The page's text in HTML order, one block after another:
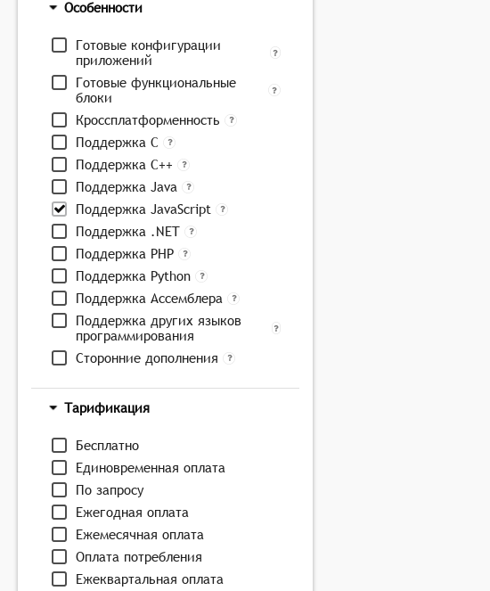
Особенности
Готовые конфигурации
приложений
Готовые функциональные
блоки
Кроссплатформенность
Поддержка C
Поддержка C++
Поддержка Java
Поддержка JavaScript
Поддержка .NET
Поддержка PHP
Поддержка Python
Поддержка Ассемблера
Поддержка других языков
программирования
Сторонние дополнения
Тарификация
Бесплатно
Единовременная оплата
По запросу
Ежегодная оплата
Ежемесячная оплата
Оплата потребления
Ежеквартальная оплата